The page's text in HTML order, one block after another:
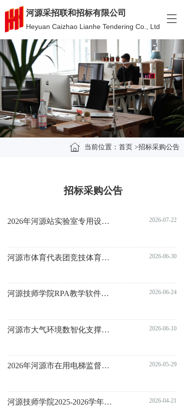
T
g
g
l
e
n
a
v
g
a
t
i
河源采招联和招标有限公司
Heyuan Caizhao Lianhe Tendering Co., Ltd
当前位置： 首页 >招标采购公告
招标采购公告
2026年河源站实验室专用设备购置采购项目询价公告 2026-07-22
河源市体育代表团竞技体育组广东省第十七届运动会竞赛装备采购项目竞争性磋商公告 2026-06-30
河源技师学院RPA教学软件及配套服务采购项目竞争性磋商公告 2026-06-24
河源市大气环境数智化支撑精细化管控项目竞争性磋商公告 2026-06-10
2026年河源市在用电梯监督抽查服务项目竞争性磋商公告 2026-05-29
河源技师学院2025-2026学年第二学期实训耗材采购项目（重招）成交结果公告 2026-04-21